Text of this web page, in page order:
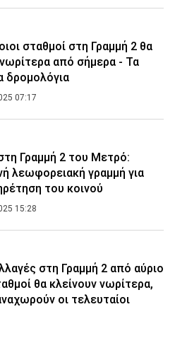
σταθμοί στη Γραμμή 2 θα
από σήμερα - Τα
δρομολόγια
07:17
Γραμμή 2 του Μετρό:
λεωφορειακή γραμμή για
του κοινού
15:28
στη Γραμμή 2 από αύριο
θα κλείνουν νωρίτερα,
οι τελευταίοι